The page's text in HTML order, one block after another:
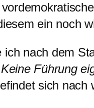
ein noch
ich nach dem
Keine Führung
sich nach